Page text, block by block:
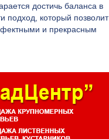
достичь баланса в
подход, который позволит
и прекрасным